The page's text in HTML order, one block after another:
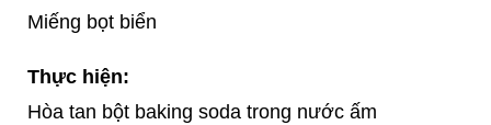
Miếng bọt biển
Thực hiện:
Hòa tan bột baking soda trong nước ấm